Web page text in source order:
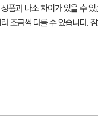
품과 다소 차이가 있을 수 있
조금씩 다를 수 있습니다.